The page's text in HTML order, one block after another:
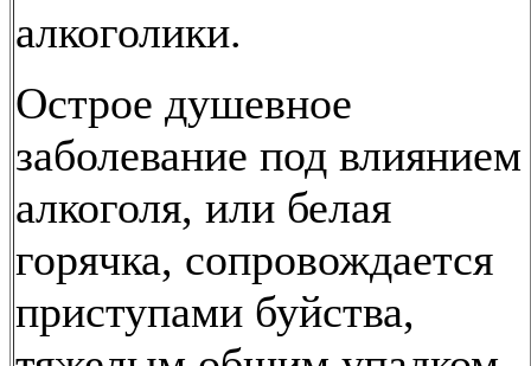
алкоголики.
Острое душевное
заболевание под влиянием
алкоголя, или белая
горячка, сопровождается
приступами буйства,